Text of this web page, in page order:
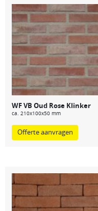
WF VB Oud Rose Klinker
ca. 210x100x50 mm
Offerte aanvragen